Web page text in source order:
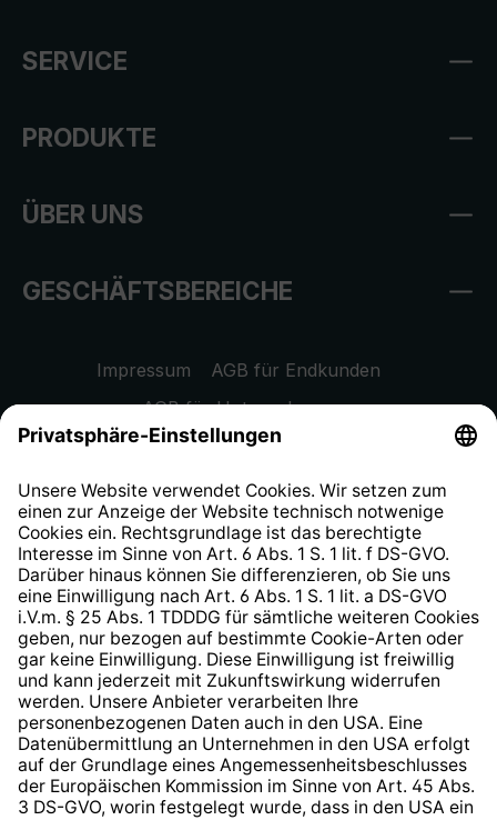
SERVICE
PRODUKTE
ÜBER UNS
GESCHÄFTSBEREICHE
Impressum
AGB für Endkunden
AGB für Unternehmen
Datenschutzhinweis
Widerrufsrecht
Hinweisgeberschutzsystem
Barrierefreiheit